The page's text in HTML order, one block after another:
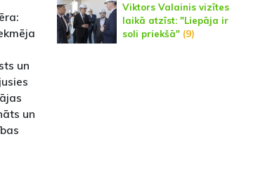
un
un
Viktors Valainis vizītes
laikā atzīst: "Liepāja ir
soli priekšā" (9)